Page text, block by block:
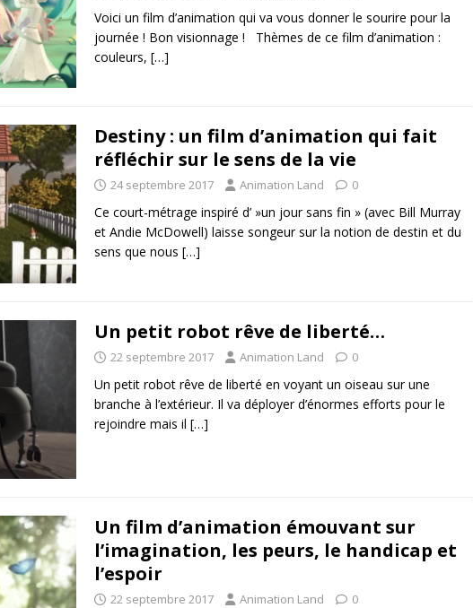
Voici un film d’animation qui va vous donner le sourire pour la
journée ! Bon visionnage ! Thèmes de ce film d’animation :
couleurs, […]
Destiny : un film d’animation qui fait
réfléchir sur le sens de la vie
24 septembre 2017 Animation Land 0
Ce court-métrage inspiré d’ »un jour sans fin » (avec Bill Murray
et Andie McDowell) laisse songeur sur la notion de destin et du
sens que nous […]
Un petit robot rêve de liberté…
22 septembre 2017 Animation Land 0
Un petit robot rêve de liberté en voyant un oiseau sur une
branche à l’extérieur. Il va déployer d’énormes efforts pour le
rejoindre mais il […]
Un film d’animation émouvant sur
l’imagination, les peurs, le handicap et
l’espoir
22 septembre 2017 Animation Land 0